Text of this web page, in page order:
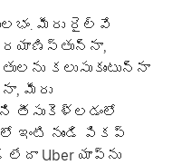
మీరు రైల్వే
కలుసుకుంటున్నా
మీరు
తీసుకెళ్లడంలో
లో ఇంటి నుండి పికప్
Uber యాప్‌ను